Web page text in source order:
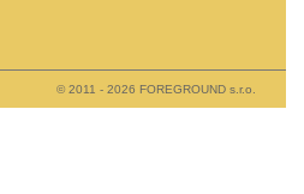
© 2011 - 2026 FOREGROUND s.r.o.